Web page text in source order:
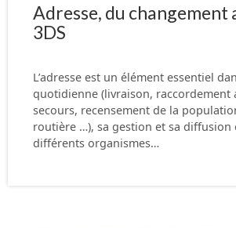
Adresse, du changement
3DS
L’adresse est un élément essentiel
quotidienne (livraison, raccordement
secours, recensement de la
routière …), sa gestion et sa diffusion
différents organismes…